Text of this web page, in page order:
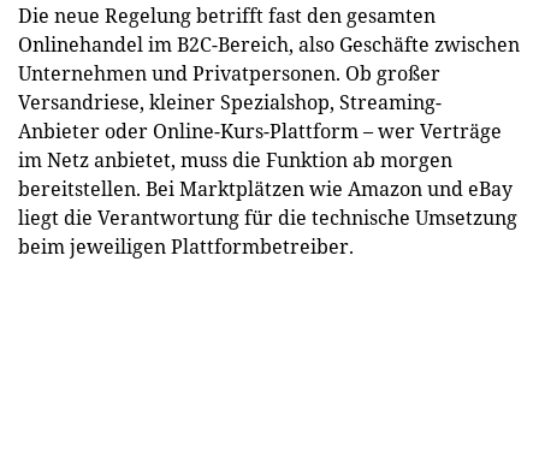
Die neue Regelung betrifft fast den gesamten
Onlinehandel im B2C-Bereich, also Geschäfte zwischen
Unternehmen und Privatpersonen. Ob großer
Versandriese, kleiner Spezialshop, Streaming-
Anbieter oder Online-Kurs-Plattform – wer Verträge
im Netz anbietet, muss die Funktion ab morgen
bereitstellen. Bei Marktplätzen wie Amazon und eBay
liegt die Verantwortung für die technische Umsetzung
beim jeweiligen Plattformbetreiber.